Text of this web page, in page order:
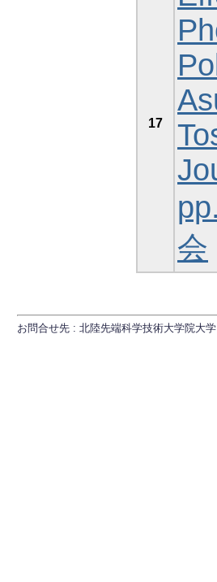
17
会
お問合せ先 : 北陸先端科学技術大学院大